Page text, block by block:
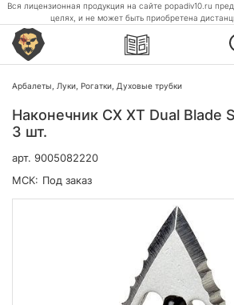
Вся лицензионная продукция на сайте popadiv10.ru
целях, и не может быть приобретена
Арбалеты, Луки, Рогатки, Духовые трубки
Наконечник CX XT Dual Blade
3 шт.
арт. 9005082220
МСК: Под заказ